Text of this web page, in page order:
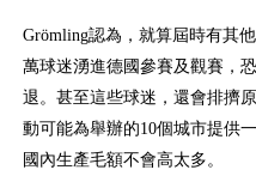
Grömling認為，就算屆時有其
萬球迷湧進德國參賽及觀賽，
退。甚至這些球迷，還會排擠
動可能為舉辦的10個城市提供
國內生產毛額不會高太多。